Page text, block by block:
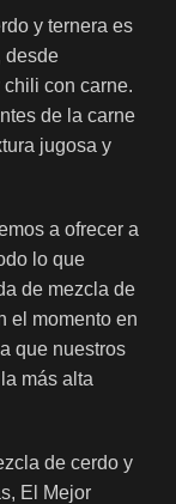
y ternera es
desde
con carne.
de la carne
jugosa y
a ofrecer a
lo que
de mezcla de
el momento en
que nuestros
más alta
de cerdo y
El Mejor